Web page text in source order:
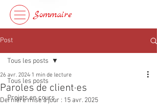
Sommaire
Post
Tous les posts
Projets en cours
Tous les posts
Paroles de client·es
26 avr. 2024 1 min de lecture
Dernière mise à jour : 15 avr. 2025